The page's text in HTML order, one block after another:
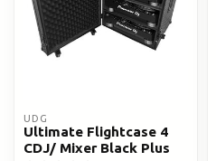
UDG
Ultimate Flightcase 4
CDJ/ Mixer Black Plus